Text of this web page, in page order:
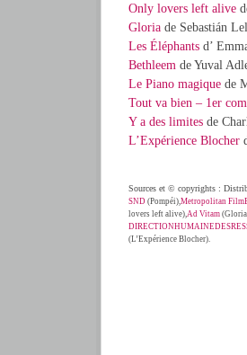
Only lovers left alive
Gloria de Sebastián
Les Éléphants d’
Bethleem de Yuval
Le Piano magique de
Tout va bien – 1er
Y a des limites de
L’Expérience Blocher
Sources et © copyrights :
SND (Pompéi), Metropolitan
lovers left alive), Ad Vitam
(L’Expérience Blocher).